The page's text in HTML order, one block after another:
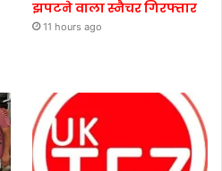
झपटने वाला स्नैचर गिरफ्तार
11 hours ago